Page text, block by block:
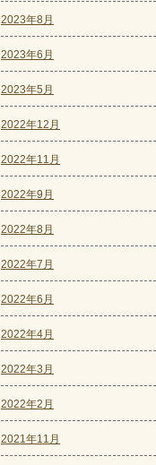
2023年8月
2023年6月
2023年5月
2022年12月
2022年11月
2022年9月
2022年8月
2022年7月
2022年6月
2022年4月
2022年3月
2022年2月
2021年11月